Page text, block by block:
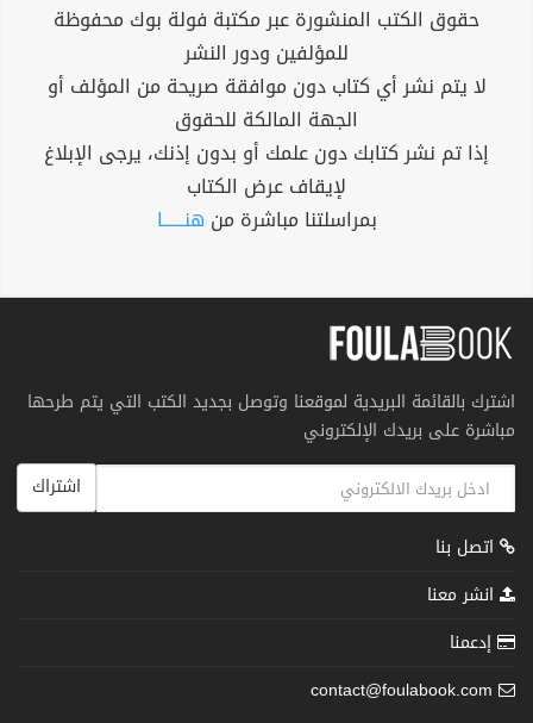
حقوق الكتب المنشورة عبر مكتبة فولة بوك محفوظة
للمؤلفين ودور النشر
لا يتم نشر أي كتاب دون موافقة صريحة من المؤلف أو
الجهة المالكة للحقوق
إذا تم نشر كتابك دون علمك أو بدون إذنك، يرجى الإبلاغ
لإيقاف عرض الكتاب
بمراسلتنا مباشرة من هنــــــا
اشترك بالقائمة البريدية لموقعنا وتوصل بجديد الكتب التي يتم طرحها
مباشرة على بريدك الإلكتروني
اشتراك
اتصل بنا
انشر معنا
إدعمنا
contact@foulabook.com